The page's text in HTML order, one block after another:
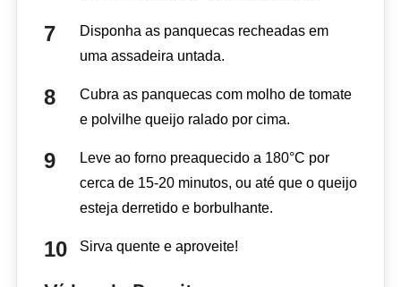
Disponha as panquecas recheadas em
uma assadeira untada.
Cubra as panquecas com molho de tomate
e polvilhe queijo ralado por cima.
Leve ao forno preaquecido a 180°C por
cerca de 15-20 minutos, ou até que o queijo
esteja derretido e borbulhante.
Sirva quente e aproveite!